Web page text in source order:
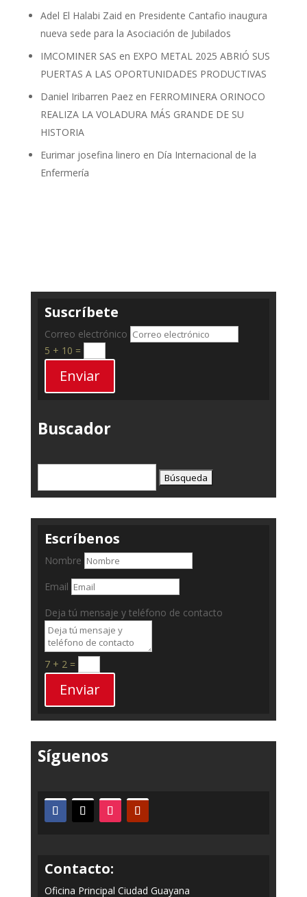
Adel El Halabi Zaid en Presidente Cantafio inaugura
nueva sede para la Asociación de Jubilados
IMCOMINER SAS en EXPO METAL 2025 ABRIÓ SUS
PUERTAS A LAS OPORTUNIDADES PRODUCTIVAS
Daniel Iribarren Paezen FERROMINERA ORINOCO
REALIZA LA VOLADURA MÁS GRANDE DE SU
HISTORIA
Eurimar josefina linero en Día Internacional de la
Enfermería
Suscríbete
Correo electrónico
5 + 10 =
Enviar
Buscador
Escríbenos
Nombre
Email
Deja tú mensaje y teléfono de contacto
7 + 2=
Enviar
Síguenos
Contacto:
Oficina Principal Ciudad Guayana